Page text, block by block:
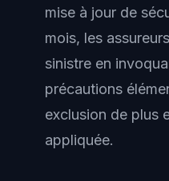
mise à jour de
mois, les
sinistre en
précautions
exclusion de plus
appliquée.